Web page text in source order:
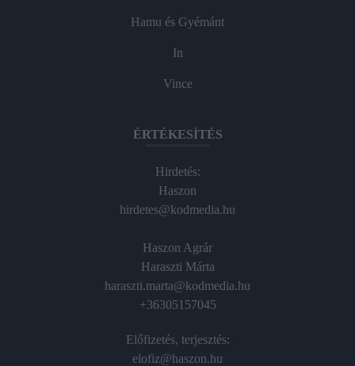
Hamu és Gyémánt
In
Vince
ÉRTÉKESÍTÉS
Hirdetés:
Haszon
hirdetes@kodmedia.hu
Haszon Agrár
Haraszti Márta
haraszti.marta@kodmedia.hu
+36305157045
Előfizetés, terjesztés:
elofiz@haszon.hu